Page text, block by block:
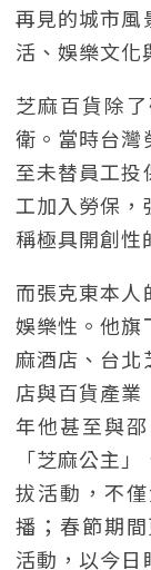
再見的城市風
活、娛樂文化
芝麻百貨除
衛。當時台灣
至未替員工投
工加入勞保，
稱極具開創性
而張克東本
娛樂性。他旗
麻酒店、台北
店與百貨產業
年他甚至與
「芝麻公主
拔活動，不
播；春節期
活動，以今